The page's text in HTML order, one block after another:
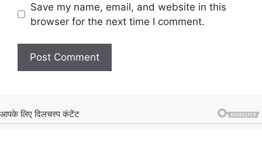
Save my name, email, and website in this
browser for the next time I comment.